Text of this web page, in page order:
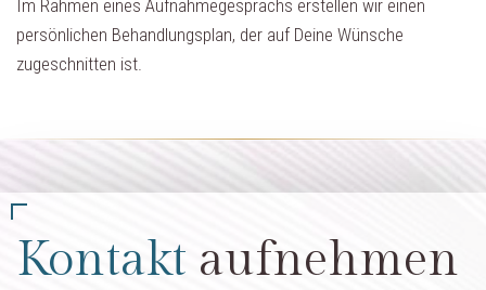
Im Rahmen eines Aufnahmegesprächs erstellen wir einen
persönlichen Behandlungsplan, der auf Deine Wünsche
zugeschnitten ist.
Kontakt aufnehmen